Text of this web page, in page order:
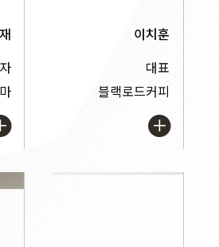
이치훈
대표
블랙로드커피